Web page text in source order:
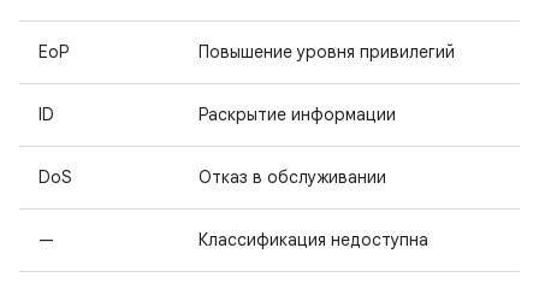
EoP Повышение уровня привилегий
ID Раскрытие информации
DoS Отказ в обслуживании
— Классификация недоступна